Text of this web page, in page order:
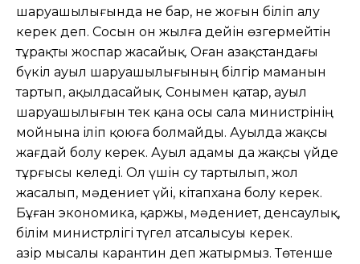
шаруашылығында не бар, не жоғын біліп алу
керек деп. Сосын он жылға дейін өзгермейтін
тұрақты жоспар жасайық. Оған Қазақстандағы
бүкіл ауыл шаруашылығының білгір маманын
тартып, ақылдасайық. Сонымен қатар, ауыл
шаруашылығын тек қана осы сала министрінің
мойнына іліп қоюға болмайды. Ауылда жақсы
жағдай болу керек. Ауыл адамы да жақсы үйде
тұрғысы келеді. Ол үшін су тартылып, жол
жасалып, мәдениет үйі, кітапхана болу керек.
Бұған экономика, қаржы, мәдениет, денсаулық,
білім министрлігі түгел атсалысуы керек.
Қазір мысалы карантин деп жатырмыз. Төтенше